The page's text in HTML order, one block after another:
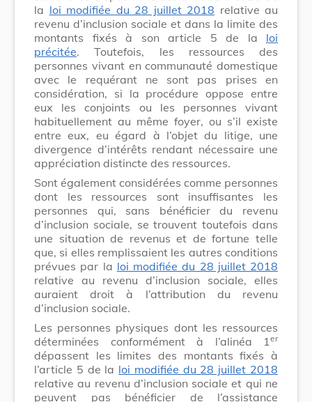
la loi modifiée du 28 juillet 2018 relative au
revenu d’inclusion sociale et dans la limite des
montants fixés à son article 5 de la loi
précitée. Toutefois, les ressources des
personnes vivant en communauté domestique
avec le requérant ne sont pas prises en
considération, si la procédure oppose entre
eux les conjoints ou les personnes vivant
habituellement au même foyer, ou s’il existe
entre eux, eu égard à l’objet du litige, une
divergence d’intérêts rendant nécessaire une
appréciation distincte des ressources.
Sont également considérées comme personnes
dont les ressources sont insuffisantes les
personnes qui, sans bénéficier du revenu
d’inclusion sociale, se trouvent toutefois dans
une situation de revenus et de fortune telle
que, si elles remplissaient les autres conditions
prévues par la loi modifiée du 28 juillet 2018
relative au revenu d’inclusion sociale, elles
auraient droit à l’attribution du revenu
d’inclusion sociale.
Les personnes physiques dont les ressources
déterminées conformément à l’alinéa 1 er
dépassent les limites des montants fixés à
l’article 5 de la loi modifiée du 28 juillet 2018
relative au revenu d’inclusion sociale et qui ne
peuvent pas bénéficier de l’assistance